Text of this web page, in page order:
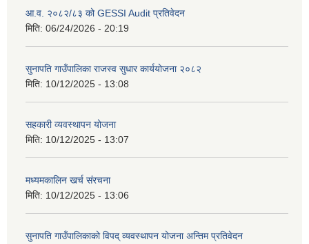
आ.व. २०८२/८३ को GESSI Audit प्रतिवेदन
मिति: 06/24/2026 - 20:19
सुनापति गाउँपालिका राजस्व सुधार कार्ययोजना २०८२
मिति: 10/12/2025 - 13:08
सहकारी व्यवस्थापन योजना
मिति: 10/12/2025 - 13:07
मध्यमकालिन खर्च संरचना
मिति: 10/12/2025 - 13:06
सुनापति गाउँपालिकाको विपद् व्यवस्थापन योजना अन्तिम प्रतिवेदन